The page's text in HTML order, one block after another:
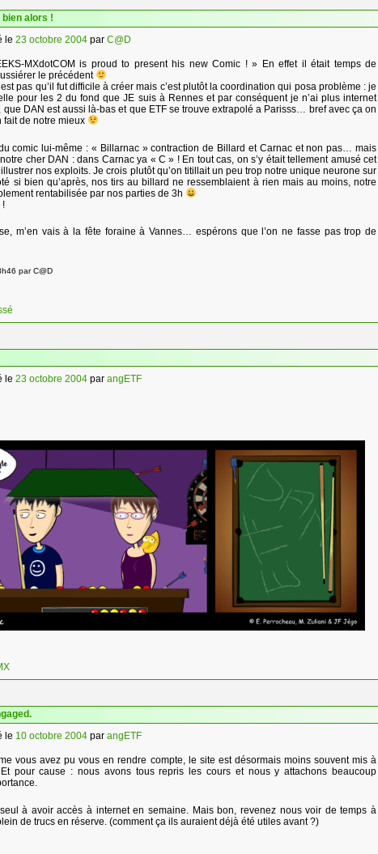
bien alors !
le 23 octobre 2004 par C@D
MXdotCOM is proud to present his new Comic ! » En effet il était temps de
le précédent
pas qu’il fut difficile à créer mais c’est plutôt la coordination qui posa problème : je
pour les 2 du fond que JE suis à Rennes et par conséquent je n’ai plus internet
que DAN est aussi là-bas et que ETF se trouve extrapolé a Parisss… bref avec ça on
fait de notre mieux
comic lui-même : « Billarnac » contraction de Billard et Carnac et non pas… mais
cher DAN : dans Carnac ya « C » ! En tout cas, on s’y était tellement amusé cet
nos exploits. Je crois plutôt qu’on titillait un peu trop notre unique neurone sur
si bien qu’après, nos tirs au billard ne ressemblaient à rien mais au moins, notre
rentabilisée par nos parties de 3h
!
m’en vais à la fête foraine à Vannes… espérons que l’on ne fasse pas trop de
par C@D
le 23 octobre 2004 par angETF
le 10 octobre 2004 par angETF
vous avez pu vous en rendre compte, le site est désormais moins souvent mis à
pour cause : nous avons tous repris les cours et nous y attachons beaucoup
à avoir accès à internet en semaine. Mais bon, revenez nous voir de temps à
de trucs en réserve. (comment ça ils auraient déjà été utiles avant ?)